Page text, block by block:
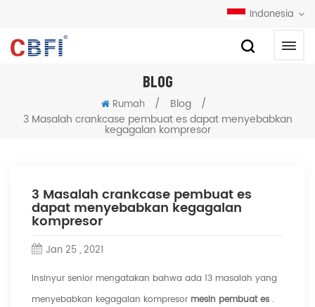
Indonesia
BLOG
Rumah / Blog
/
3 Masalah crankcase pembuat es dapat menyebabkan
kegagalan kompresor
3 Masalah crankcase pembuat es
dapat menyebabkan kegagalan
kompresor
Jan 25 , 2021
Insinyur senior mengatakan bahwa ada 13 masalah yang
menyebabkan kegagalan kompresor mesin pembuat es .